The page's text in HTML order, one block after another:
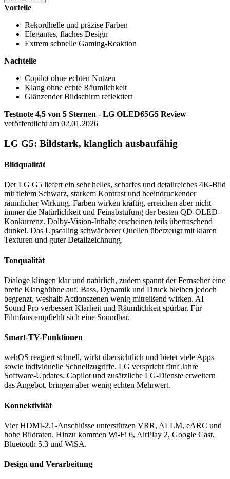
Vorteile
Rekordhelle und präzise Farben
Elegantes, flaches Design
Extrem schnelle Gaming-Reaktion
Nachteile
Copilot ohne echten Nutzen
Klang ohne echte Räumlichkeit
Glänzender Bildschirm reflektiert
Testnote 4,5 von 5 Sternen - LG OLED65G5 Review
veröffentlicht am 02.01.2026
LG G5: Bildstark, klanglich ausbaufähig
Bildqualität
Der LG G5 liefert ein sehr helles, scharfes und detailreiches 4K-Bild
mit tiefem Schwarz, starkem Kontrast und beeindruckender
räumlicher Wirkung. Farben wirken kräftig, erreichen aber nicht
immer die Natürlichkeit und Feinabstufung der besten QD-OLED-
Konkurrenz. Dolby-Vision-Inhalte erscheinen teils überraschend
dunkel. Das Upscaling schwächerer Quellen überzeugt mit klaren
Texturen und guter Detailzeichnung.
Tonqualität
Dialoge klingen klar und natürlich, zudem spannt der Fernseher eine
breite Klangbühne auf. Bass, Dynamik und Druck bleiben jedoch
begrenzt, weshalb Actionszenen wenig mitreißend wirken. AI
Sound Pro verbessert Klarheit und Räumlichkeit spürbar. Für
Filmfans empfiehlt sich eine Soundbar.
Smart-TV-Funktionen
webOS reagiert schnell, wirkt übersichtlich und bietet viele Apps
sowie individuelle Schnellzugriffe. LG verspricht fünf Jahre
Software-Updates. Copilot und zusätzliche LG-Dienste erweitern
das Angebot, bringen aber wenig echten Mehrwert.
Konnektivität
Vier HDMI-2.1-Anschlüsse unterstützen VRR, ALLM, eARC und
hohe Bildraten. Hinzu kommen Wi-Fi 6, AirPlay 2, Google Cast,
Bluetooth 5.3 und WiSA.
Design und Verarbeitung